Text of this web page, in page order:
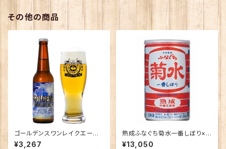
その他の商品
ゴールデンスワンレイクエール×
6本
¥3,267
熟成ふなぐち菊水一番しぼり×3
0本
¥13,050